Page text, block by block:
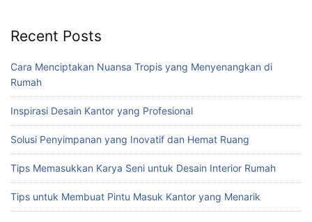
Recent Posts
Cara Menciptakan Nuansa Tropis yang Menyenangkan di
Rumah
Inspirasi Desain Kantor yang Profesional
Solusi Penyimpanan yang Inovatif dan Hemat Ruang
Tips Memasukkan Karya Seni untuk Desain Interior Rumah
Tips untuk Membuat Pintu Masuk Kantor yang Menarik